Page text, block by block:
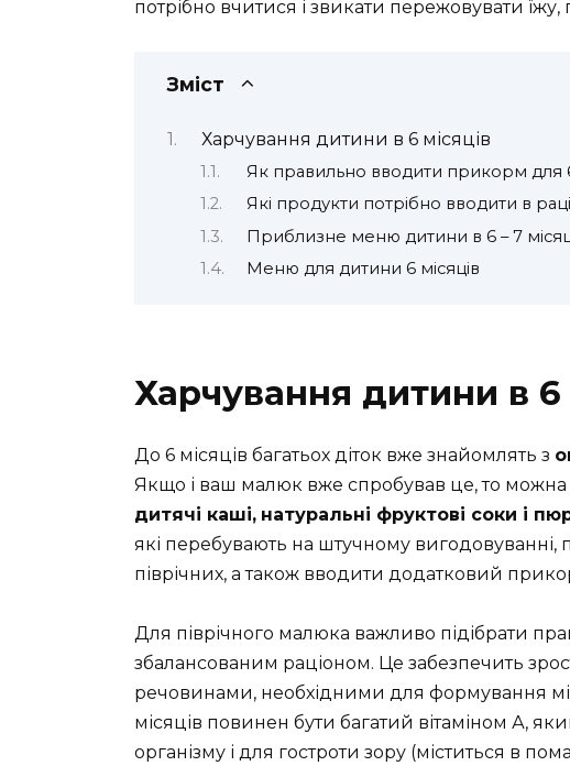
потрібно вчитися і звикати пережовувати їжу,
Зміст
Харчування дитини в 6 місяців
Як правильно вводити прикорм для
Які продукти потрібно вводити в
Приблизне меню дитини в 6 – 7
Меню для дитини 6 місяців
Харчування дитини в 6
До 6 місяців багатьох діток вже знайомлять з
Якщо і ваш малюк вже спробував це, то
дитячі каші, натуральні фруктові соки і
які перебувають на штучному вигодовуванні,
піврічних, а також вводити додатковий
Для піврічного малюка важливо підібрати
збалансованим раціоном. Це забезпечить
речовинами, необхідними для формування
місяців повинен бути багатий вітаміном А,
організму і для гостроти зору (міститься в